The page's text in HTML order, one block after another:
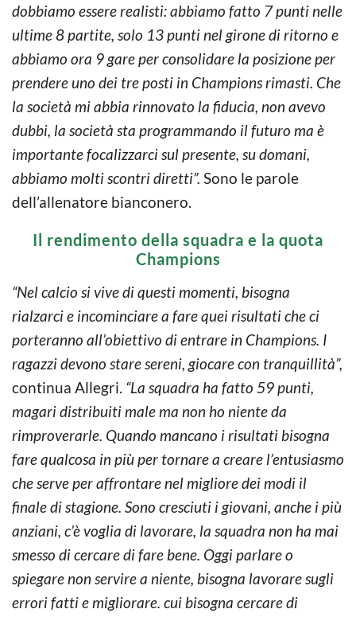
dobbiamo essere realisti: abbiamo fatto 7 punti nelle
ultime 8 partite, solo 13 punti nel girone di ritorno e
abbiamo ora 9 gare per consolidare la posizione per
prendere uno dei tre posti in Champions rimasti. Che
la società mi abbia rinnovato la fiducia, non avevo
dubbi, la società sta programmando il futuro ma è
importante focalizzarci sul presente, su domani,
abbiamo molti scontri diretti”. Sono le parole
dell’allenatore bianconero.
Il rendimento della squadra e la quota
Champions
“Nel calcio si vive di questi momenti, bisogna
rialzarci e incominciare a fare quei risultati che ci
porteranno all’obiettivo di entrare in Champions. I
ragazzi devono stare sereni, giocare con tranquillità”,
continua Allegri. “La squadra ha fatto 59 punti,
magari distribuiti male ma non ho niente da
rimproverarle. Quando mancano i risultati bisogna
fare qualcosa in più per tornare a creare l’entusiasmo
che serve per affrontare nel migliore dei modi il
finale di stagione. Sono cresciuti i giovani, anche i più
anziani, c’è voglia di lavorare, la squadra non ha mai
smesso di cercare di fare bene. Oggi parlare o
spiegare non servire a niente, bisogna lavorare sugli
errori fatti e migliorare. cui bisogna cercare di